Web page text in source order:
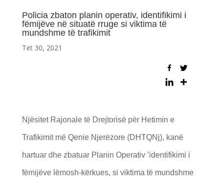
Policia zbaton planin operativ, identifikimi i
fëmijëve në situatë rruge si viktima të
mundshme të trafikimit
Tet 30, 2021
Njësitet Rajonale të Drejtorisë për Hetimin e
Trafikimit më Qenie Njerëzore (DHTQNj), kanë
hartuar dhe zbatuar Planin Operativ ’identifikimi i
fëmijëve lëmosh-kërkues, si viktima të mundshme